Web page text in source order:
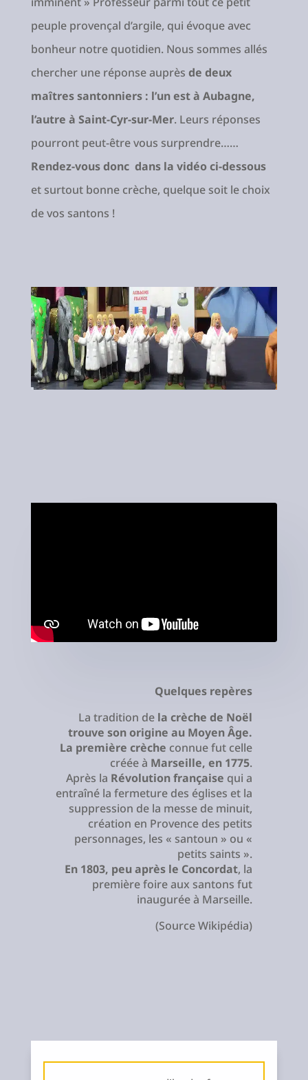
peuple provençal d’argile, qui évoque avec
bonheur notre quotidien. Nous sommes allés
chercher une réponse auprès de deux
maîtres santonniers : l’un est à Aubagne,
l’autre à Saint-Cyr-sur-Mer. Leurs réponses
pourront peut-être vous surprendre……
Rendez-vous donc dans la vidéo ci-dessous
et surtout bonne crèche, quelque soit le choix
de vos santons !
Quelques repères
La tradition de la crèche de Noël
trouve son origine au Moyen Âge.
La première crèche connue fut celle
créée à Marseille, en 1775.
Après la Révolution française qui a
entraîné la fermeture des églises et la
suppression de la messe de minuit,
création en Provence des petits
personnages, les « santoun » ou «
petits saints ».
En 1803, peu après le Concordat, la
première foire aux santons fut
inaugurée à Marseille.
(Source Wikipédia)